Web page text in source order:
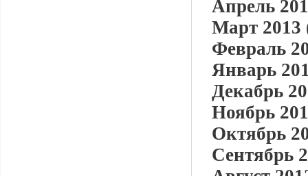
Апрель
Март 2013
Февраль
Январь
Декабрь
Ноябрь
Октябрь
Сентябрь